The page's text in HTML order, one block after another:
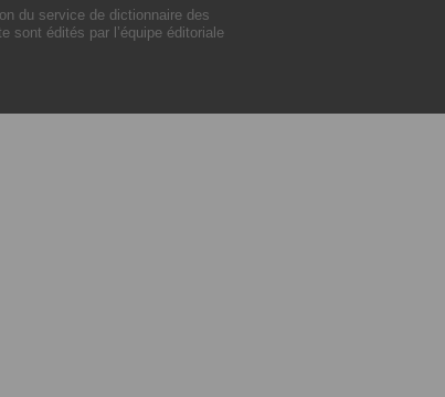
du service de dictionnaire des
sont édités par l’équipe éditoriale